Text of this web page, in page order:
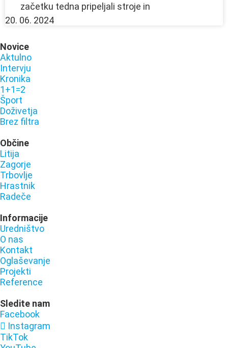
začetku tedna pripeljali stroje in
20. 06. 2024
Novice
Aktulno
Intervju
Kronika
1+1=2
Šport
Doživetja
Brez filtra
Občine
Litija
Zagorje
Trbovlje
Hrastnik
Radeče
Informacije
Uredništvo
O nas
Kontakt
Oglaševanje
Projekti
Reference
Sledite nam
Facebook
Instagram
TikTok